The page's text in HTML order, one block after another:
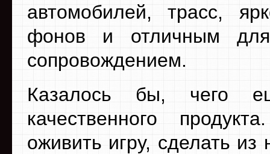
автомобилей, трасс,
фонов и отличным
сопровождением.
Казалось бы, чего
качественного
оживить игру, сделать